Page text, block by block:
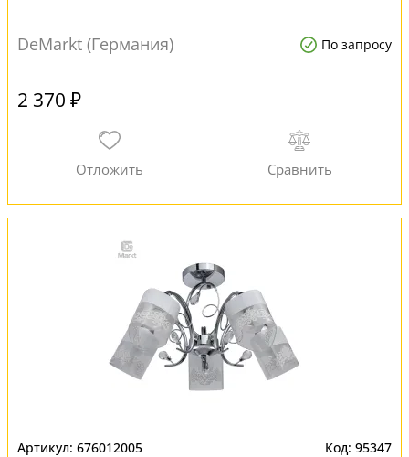
DeMarkt (Германия) По запросу
2 370 ₽
676012005 95347